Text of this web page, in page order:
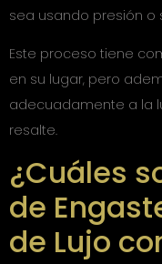
sea usando presión o
Este proceso tiene
en su lugar, pero
adecuadamente a la
resalte.
¿Cuáles
de
de Lujo